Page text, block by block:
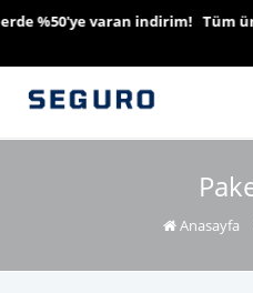
%50'ye varan indirim! Tüm
Anasayfa